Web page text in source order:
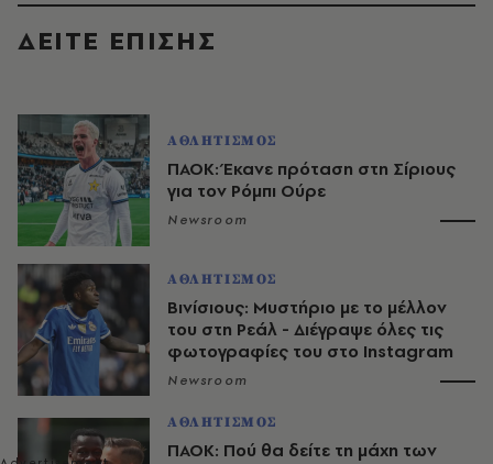
ΔΕΙΤΕ ΕΠΙΣΗΣ
ΑΘΛΗΤΙΣΜΟΣ
ΠΑΟΚ: Έκανε πρόταση στη Σίριους
για τον Ρόμπι Ούρε
Newsroom
ΑΘΛΗΤΙΣΜΟΣ
Βινίσιους: Μυστήριο με το μέλλον
του στη Ρεάλ - Διέγραψε όλες τις
φωτογραφίες του στο Instagram
Newsroom
ΑΘΛΗΤΙΣΜΟΣ
ΠΑΟΚ: Πού θα δείτε τη μάχη των